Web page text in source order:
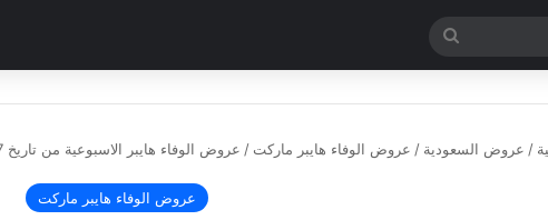
بحث
عن
/ عروض السعودية / عروض الوفاء هايبر ماركت / عروض الوفاء هايبر الاسبوعية من تاريخ 27 اغسطس 2025 – الموافق 4 ربيع الاول 1447 عروض كبيرة
عروض الوفاء هايبر ماركت